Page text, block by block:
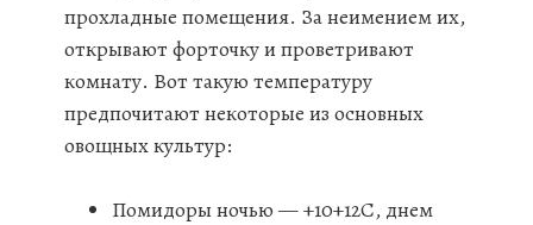
прохладные помещения. За неимением их,
открывают форточку и проветривают
комнату. Вот такую температуру
предпочитают некоторые из основных
овощных культур:
Помидоры ночью — +10+12С, днем